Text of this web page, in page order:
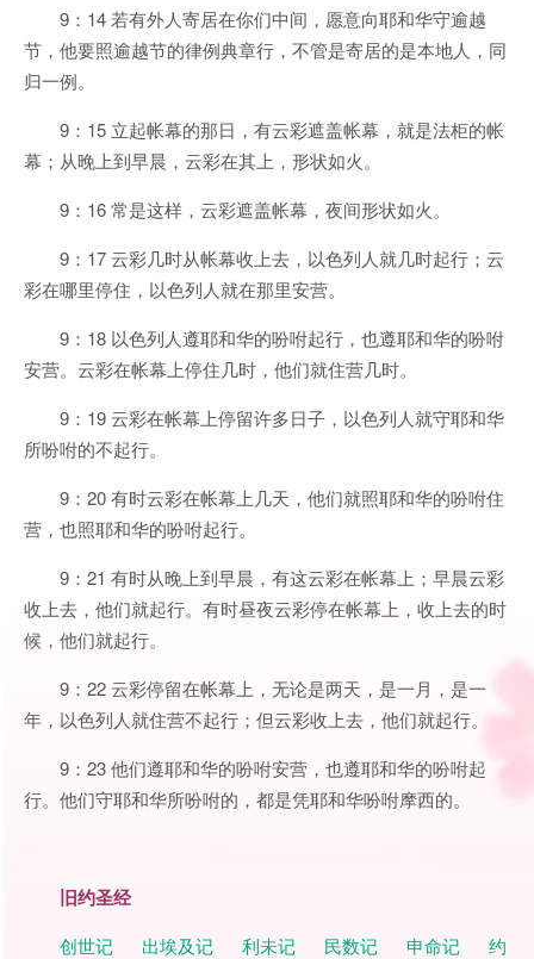
9：14 若有外人寄居在你们中间，愿意向耶和华守逾越
节，他要照逾越节的律例典章行，不管是寄居的是本地人，同
归一例。
9：15 立起帐幕的那日，有云彩遮盖帐幕，就是法柜的帐
幕；从晚上到早晨，云彩在其上，形状如火。
9：16 常是这样，云彩遮盖帐幕，夜间形状如火。
9：17 云彩几时从帐幕收上去，以色列人就几时起行；云
彩在哪里停住，以色列人就在那里安营。
9：18 以色列人遵耶和华的吩咐起行，也遵耶和华的吩咐
安营。云彩在帐幕上停住几时，他们就住营几时。
9：19 云彩在帐幕上停留许多日子，以色列人就守耶和华
所吩咐的不起行。
9：20 有时云彩在帐幕上几天，他们就照耶和华的吩咐住
营，也照耶和华的吩咐起行。
9：21 有时从晚上到早晨，有这云彩在帐幕上；早晨云彩
收上去，他们就起行。有时昼夜云彩停在帐幕上，收上去的时
候，他们就起行。
9：22 云彩停留在帐幕上，无论是两天，是一月，是一
年，以色列人就住营不起行；但云彩收上去，他们就起行。
9：23 他们遵耶和华的吩咐安营，也遵耶和华的吩咐起
行。他们守耶和华所吩咐的，都是凭耶和华吩咐摩西的。
旧约圣经
创世记 出埃及记 利未记 民数记 申命记
约